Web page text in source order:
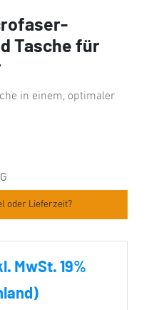
Tasche für
in einem, optimaler
oder Lieferzeit?
MwSt. 19%